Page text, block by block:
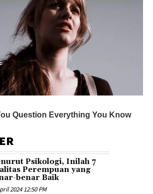
Psikologi, Inilah 7
Perempuan yang
benar Baik
2024 12:50 PM